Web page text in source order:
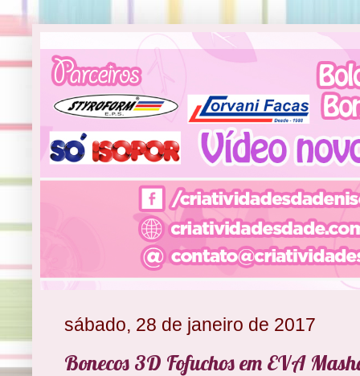
sábado, 28 de janeiro de 2017
Bonecos 3D Fofuchos em EVA